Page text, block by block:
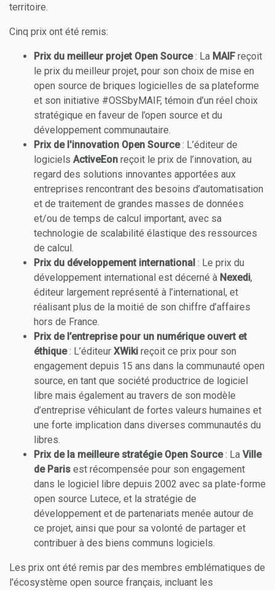
territoire.
Cinq prix ont été remis:
Prix du meilleur projet Open Source: La MAIFreçoit
le prix du meilleur projet, pour son choix de mise en
open source de briques logicielles de sa plateforme
et son initiative #OSSbyMAIF, témoin d’un réel choix
stratégique en faveur de l’open source et du
développement communautaire.
Prix de l'innovation Open Source: L’éditeur de
logiciels ActiveEon reçoit le prix de l’innovation, au
regard des solutions innovantes apportées aux
entreprises rencontrant des besoins d’automatisation
et de traitement de grandes masses de données
et/ou de temps de calcul important, avec sa
technologie de scalabilité élastique des ressources
de calcul.
Prix du développement international : Le prix du
développement international est décerné à Nexedi,
éditeur largement représenté à l’international, et
réalisant plus de la moitié de son chiffre d’affaires
hors de France.
Prix de l’entreprise pour un numérique ouvert et
éthique: L’éditeur XWiki reçoit ce prix pour son
engagement depuis 15 ans dans la communauté open
source, en tant que société productrice de logiciel
libre mais également au travers de son modèle
d’entreprise véhiculant de fortes valeurs humaines et
une forte implication dans diverses communautés du
libres.
Prix de la meilleure stratégie Open Source: La Ville
de Paris est récompensée pour son engagement
dans le logiciel libre depuis 2002 avec sa plate-forme
open source Lutece, et la stratégie de
développement et de partenariats menée autour de
ce projet, ainsi que pour sa volonté de partager et
contribuer à des biens communs logiciels.
Les prix ont été remis par des membres emblématiques de
l'écosystème open source français, incluant les